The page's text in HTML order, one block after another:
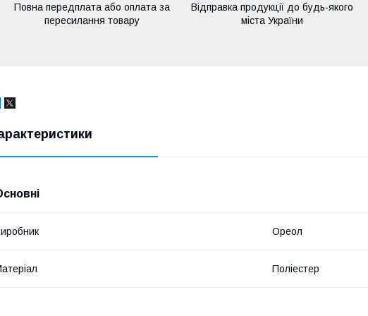
Повна передплата або оплата за
пересилання товару
Відправка продукції до будь-якого
міста України
Ореол
Поліестер